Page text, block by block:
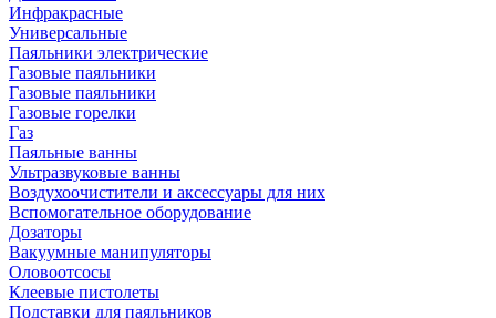
Инфракрасные
Универсальные
Паяльники электрические
Газовые паяльники
Газовые паяльники
Газовые горелки
Газ
Паяльные ванны
Ультразвуковые ванны
Воздухоочистители и аксессуары для них
Вспомогательное оборудование
Дозаторы
Вакуумные манипуляторы
Оловоотсосы
Клеевые пистолеты
Подставки для паяльников